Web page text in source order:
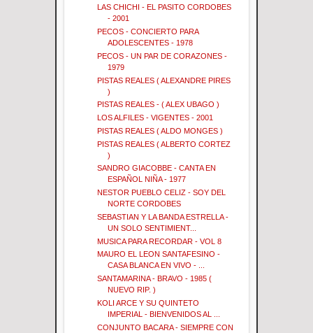
LAS CHICHI - EL PASITO CORDOBES
- 2001
PECOS - CONCIERTO PARA
ADOLESCENTES - 1978
PECOS - UN PAR DE CORAZONES -
1979
PISTAS REALES ( ALEXANDRE PIRES
)
PISTAS REALES - ( ALEX UBAGO )
LOS ALFILES - VIGENTES - 2001
PISTAS REALES ( ALDO MONGES )
PISTAS REALES ( ALBERTO CORTEZ
)
SANDRO GIACOBBE - CANTA EN
ESPAÑOL NIÑA - 1977
NESTOR PUEBLO CELIZ - SOY DEL
NORTE CORDOBES
SEBASTIAN Y LA BANDA ESTRELLA -
UN SOLO SENTIMIENT...
MUSICA PARA RECORDAR - VOL 8
MAURO EL LEON SANTAFESINO -
CASA BLANCA EN VIVO - ...
SANTAMARINA - BRAVO - 1985 (
NUEVO RIP. )
KOLI ARCE Y SU QUINTETO
IMPERIAL - BIENVENIDOS AL ...
CONJUNTO BACARA - SIEMPRE CON